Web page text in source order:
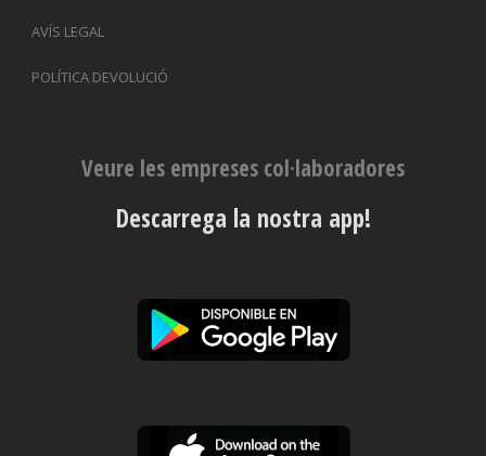
AVÍS LEGAL
POLÍTICA DEVOLUCIÓ
Veure les empreses col·laboradores
Descarrega la nostra app!